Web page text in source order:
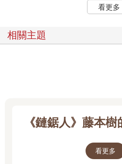
看更多
相關主題
《鏈鋸人》藤本樹
看更多